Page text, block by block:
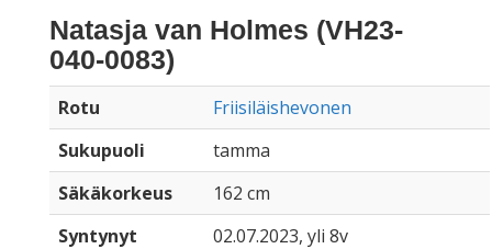
Natasja van Holmes (VH23-
040-0083)
Rotu
Friisiläishevonen
Sukupuoli
tamma
Säkäkorkeus
162 cm
Syntynyt
02.07.2023, yli 8v